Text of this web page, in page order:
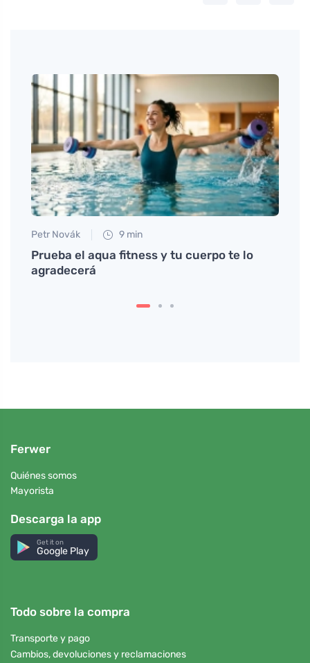
Petr Novák 9 min
Prueba el aqua fitness y tu cuerpo te lo
agradecerá
Ferwer
Quiénes somos
Mayorista
Descarga la app
Get it on
Google Play
Todo sobre la compra
Transporte y pago
Cambios, devoluciones y reclamaciones